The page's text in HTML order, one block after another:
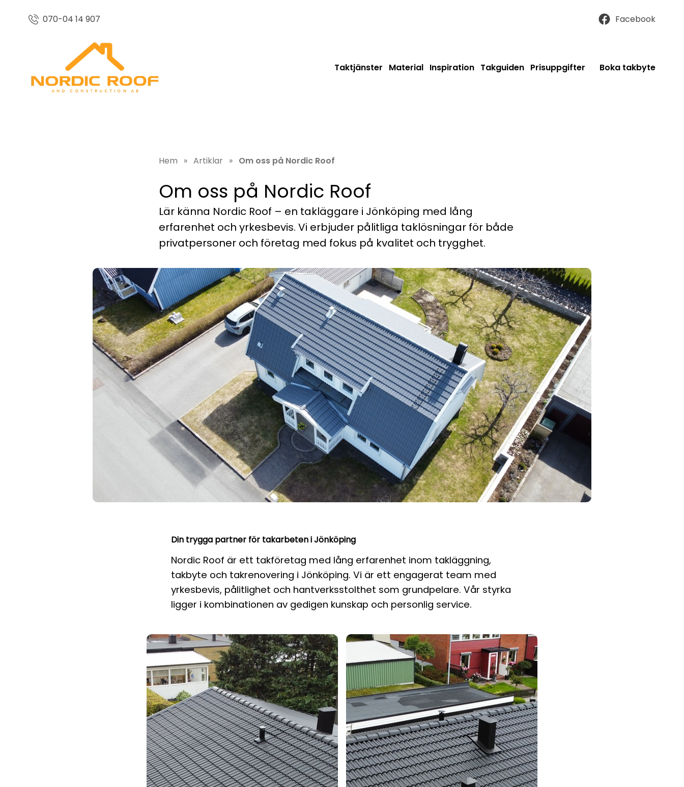
070-04 14 907 Facebook
Taktjänster Material Inspiration Takguiden Prisuppgifter Boka takbyte
Hem » Artiklar » Om oss på Nordic Roof
Om oss på Nordic Roof
Lär känna Nordic Roof – en takläggare i Jönköping med lång
erfarenhet och yrkesbevis. Vi erbjuder pålitliga taklösningar för både
privatpersoner och företag med fokus på kvalitet och trygghet.
Din trygga partner för takarbeten i Jönköping
Nordic Roof är ett takföretag med lång erfarenhet inom takläggning,
takbyte och takrenovering i Jönköping. Vi är ett engagerat team med
yrkesbevis, pålitlighet och hantverksstolthet som grundpelare. Vår styrka
ligger i kombinationen av gedigen kunskap och personlig service.